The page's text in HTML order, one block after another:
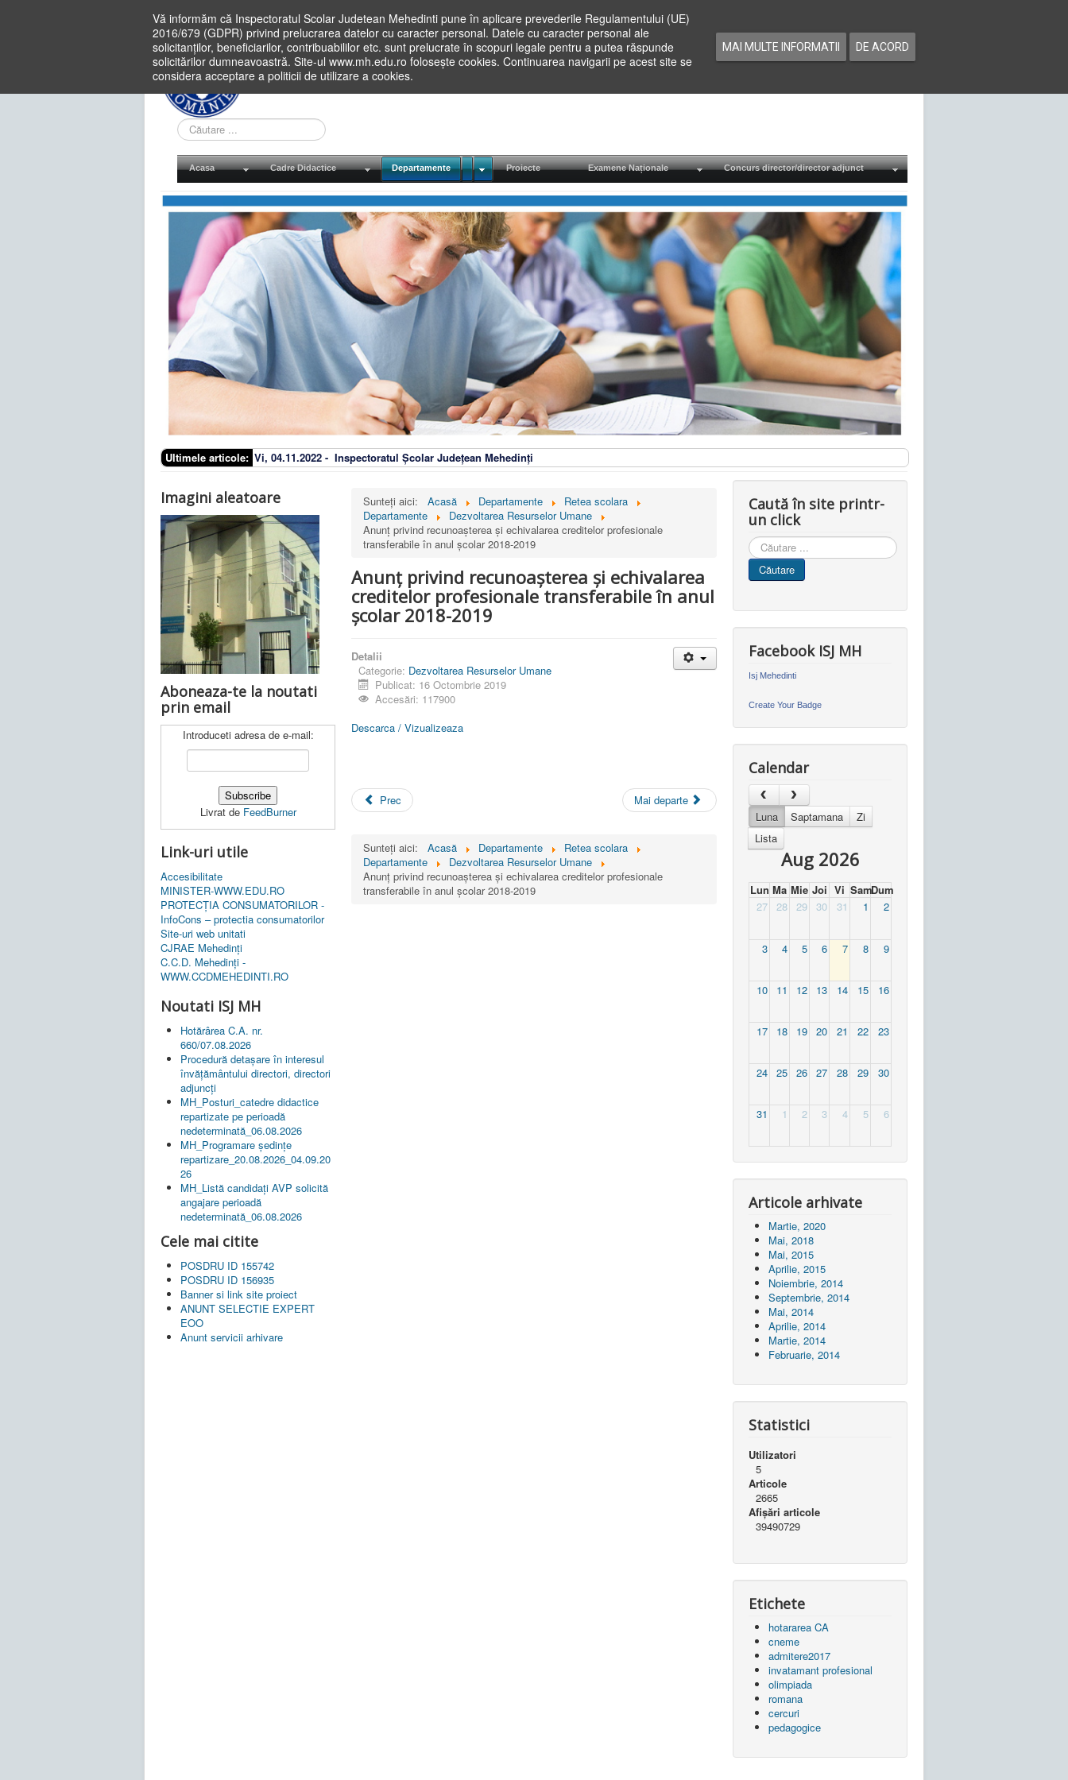
Vă informăm că Inspectoratul Scolar Judetean Mehedinti pune în aplicare prevederile Regulamentului (UE)
2016/679 (GDPR) privind prelucrarea datelor cu caracter personal. Datele cu caracter personal ale
solicitanților, beneficiarilor, contribuabililor etc. sunt prelucrate în scopuri legale pentru a putea răspunde
solicitărilor dumneavoastră. Site-ul www.mh.edu.ro folosește cookies. Continuarea navigarii pe acest site se
considera acceptare a politicii de utilizare a cookies.
MAI MULTE INFORMATII DE ACORD
Cauta
in
site
Acasa Cadre Didactice Departamente Proiecte Examene Naționale Concurs director/director adjunct
Ultimele articole: Vi, 04.11.2022 - Inspectoratul Școlar Județean Mehedinți
Imagini aleatoare
Aboneaza-te la noutati
prin email
Introduceti adresa de e-mail:
Livrat de FeedBurner
Link-uri utile
Accesibilitate
MINISTER-WWW.EDU.RO
PROTECȚIA CONSUMATORILOR -
InfoCons – protectia consumatorilor
Site-uri web unitati
CJRAE Mehedinți
C.C.D. Mehedinţi -
WWW.CCDMEHEDINTI.RO
Noutati ISJ MH
Hotărârea C.A. nr.
660/07.08.2026
Procedură detașare în interesul
învățământului directori, directori
adjuncți
MH_Posturi_catedre didactice
repartizate pe perioadă
nedeterminată_06.08.2026
MH_Programare ședințe
repartizare_20.08.2026_04.09.20
26
MH_Listă candidați AVP solicită
angajare perioadă
nedeterminată_06.08.2026
Cele mai citite
POSDRU ID 155742
POSDRU ID 156935
Banner si link site proiect
ANUNT SELECTIE EXPERT
EOO
Anunt servicii arhivare
Sunteți aici: Acasă Departamente
Retea scolara
Departamente
Dezvoltarea Resurselor Umane
Anunț privind recunoașterea și echivalarea creditelor profesionale
transferabile în anul școlar 2018-2019
Anunț privind recunoașterea și echivalarea
creditelor profesionale transferabile în anul
școlar 2018-2019
Detalii
Categorie: Dezvoltarea Resurselor Umane
Publicat: 16 Octombrie 2019
Accesări: 117900
Descarca / Vizualizeaza
Prec Mai departe
Sunteți aici: Acasă Departamente
Retea scolara
Departamente
Dezvoltarea Resurselor Umane
Anunț privind recunoașterea și echivalarea creditelor profesionale
transferabile în anul școlar 2018-2019
Caută în site printr-
un click
Cauta
in
site
Căutare
Facebook ISJ MH
Isj Mehedinti
Create Your Badge
Calendar
Luna Saptamana
Zi
Lista
Aug 2026
Lun Ma Mie Joi Vi SamDum
27
28 29 30 31 1 2
3 4 5 6 7 8 9
10 11 12 13 14 15 16
17 18 19 20 21 22 23
24 25 26 27 28 29 30
31 1 2 3 4 5 6
Articole arhivate
Martie, 2020
Mai, 2018
Mai, 2015
Aprilie, 2015
Noiembrie, 2014
Septembrie, 2014
Mai, 2014
Aprilie, 2014
Martie, 2014
Februarie, 2014
Statistici
Utilizatori
5
Articole
2665
Afișări articole
39490729
Etichete
hotararea CA
cneme
admitere2017
invatamant profesional
olimpiada
romana
cercuri
pedagogice